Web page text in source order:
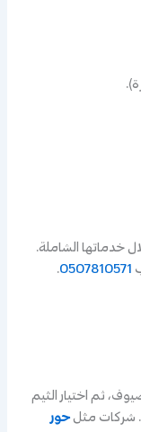
خدماتها الشاملة.
.
ثم اختيار الثيم
شركات مثلحور